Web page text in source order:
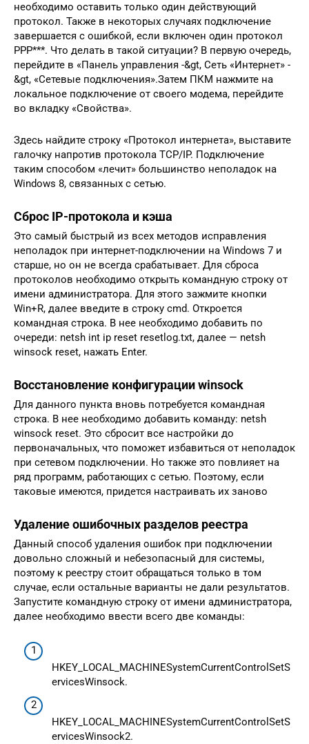
необходимо оставить только один действующий
протокол. Также в некоторых случаях подключение
завершается с ошибкой, если включен один протокол
PPP***. Что делать в такой ситуации? В первую очередь,
перейдите в «Панель управления -&gt, Сеть «Интернет» -
&gt, «Сетевые подключения».Затем ПКМ нажмите на
локальное подключение от своего модема, перейдите
во вкладку «Свойства».
Здесь найдите строку «Протокол интернета», выставите
галочку напротив протокола TCP/IP. Подключение
таким способом «лечит» большинство неполадок на
Windows 8, связанных с сетью.
Сброс IP-протокола и кэша
Это самый быстрый из всех методов исправления
неполадок при интернет-подключении на Windows 7 и
старше, но он не всегда срабатывает. Для сброса
протоколов необходимо открыть командную строку от
имени администратора. Для этого зажмите кнопки
Win+R, далее введите в строку cmd. Откроется
командная строка. В нее необходимо добавить по
очереди: netsh int ip reset resetlog.txt, далее — netsh
winsock reset, нажать Enter.
Восстановление конфигурации winsock
Для данного пункта вновь потребуется командная
строка. В нее необходимо добавить команду: netsh
winsock reset. Это сбросит все настройки до
первоначальных, что поможет избавиться от неполадок
при сетевом подключении. Но также это повлияет на
ряд программ, работающих с сетью. Поэтому, если
таковые имеются, придется настраивать их заново
Удаление ошибочных разделов реестра
Данный способ удаления ошибок при подключении
довольно сложный и небезопасный для системы,
поэтому к реестру стоит обращаться только в том
случае, если остальные варианты не дали результатов.
Запустите командную строку от имени администратора,
далее необходимо ввести всего две команды:
HKEY_LOCAL_MACHINESystemCurrentControlSetS
ervicesWinsock.
HKEY_LOCAL_MACHINESystemCurrentControlSetS
ervicesWinsock2.